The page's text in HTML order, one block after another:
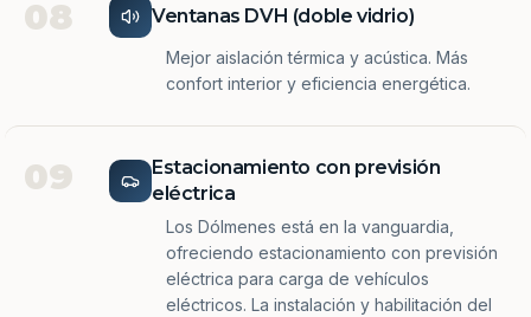
08 Ventanas DVH (doble vidrio)
Mejor aislación térmica y acústica. Más
confort interior y eficiencia energética.
09
Estacionamiento con previsión
eléctrica
Los Dólmenes está en la vanguardia,
ofreciendo estacionamiento con previsión
eléctrica para carga de vehículos
eléctricos. La instalación y habilitación del